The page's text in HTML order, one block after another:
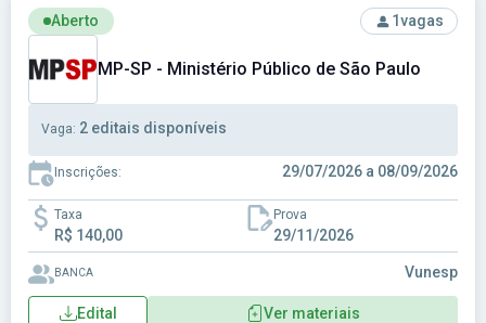
Ver concurso: MP-SP - Ministério Público de São Paulo
Aberto 1vagas
MP-SP - Ministério Público de São Paulo
Vaga: 2 editais disponíveis
Inscrições: 29/07/2026 a 08/09/2026
Taxa
R$ 140,00
Prova
29/11/2026
BANCA Vunesp
Edital Ver materiais